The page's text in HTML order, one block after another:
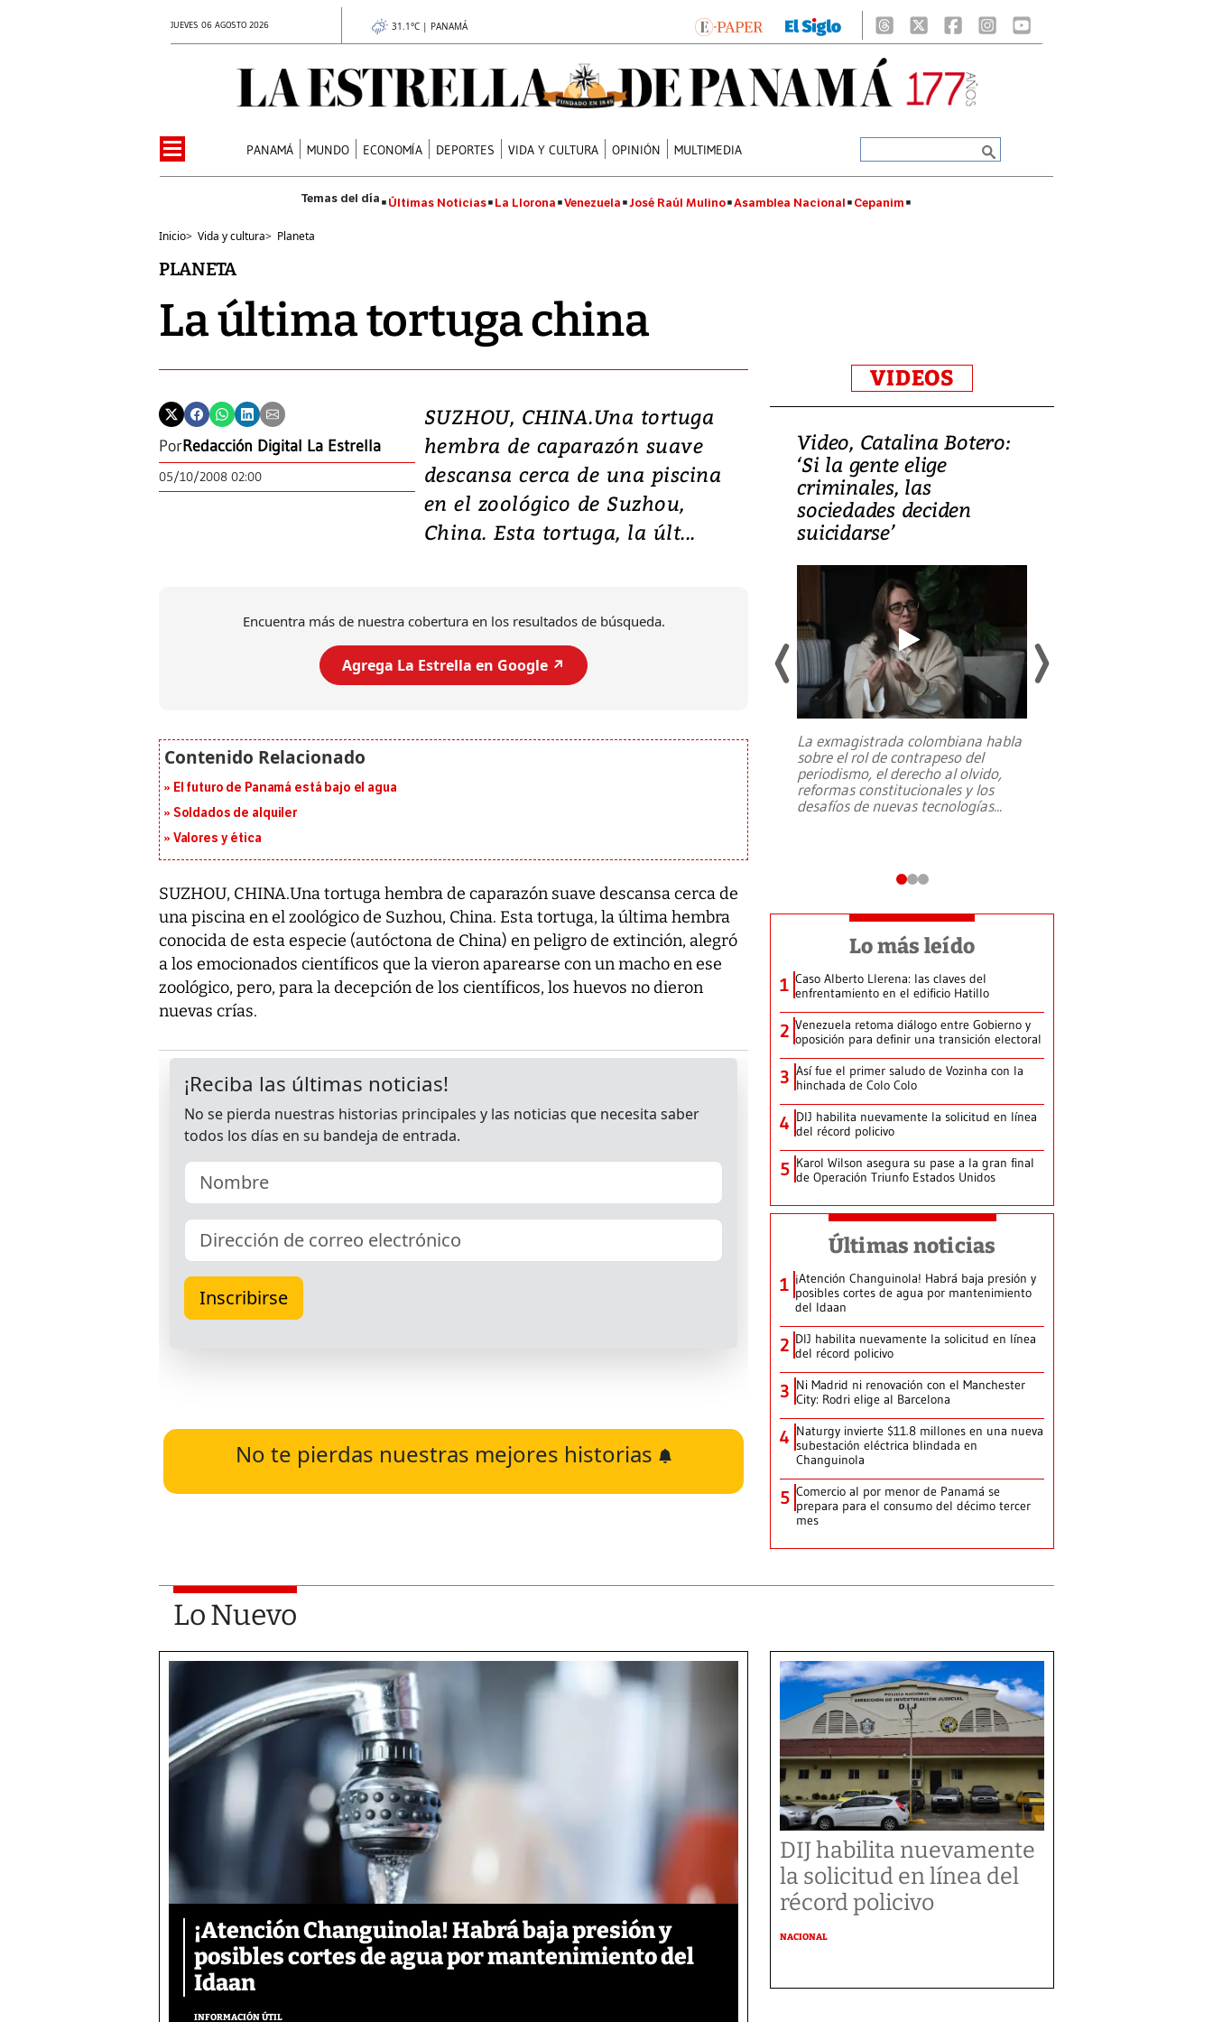
JUEVES 06 AGOSTO 2026 31.1°C | PANAMÁ
PANAMÁ MUNDO ECONOMÍA DEPORTES VIDA Y CULTURA OPINIÓN MULTIMEDIA
Últimas Noticias La Llorona Venezuela José Raúl Mulino Asamblea Nacional Cepanim
Inicio> Vida y cultura> Planeta
PLANETA
La última tortuga china
PorRedacción Digital La Estrella
05/10/2008 02:00
SUZHOU, CHINA.Una tortuga
hembra de caparazón suave
descansa cerca de una piscina
en el zoológico de Suzhou,
China. Esta tortuga, la últ...
Encuentra más de nuestra cobertura en los resultados de búsqueda.
Agrega La Estrella en Google ↗️
El futuro de Panamá está bajo el agua
Soldados de alquiler
Valores y ética
SUZHOU, CHINA.Una tortuga hembra de caparazón suave descansa cerca de
una piscina en el zoológico de Suzhou, China. Esta tortuga, la última hembra
conocida de esta especie (autóctona de China) en peligro de extinción, alegró
a los emocionados científicos que la vieron aparearse con un macho en ese
zoológico, pero, para la decepción de los científicos, los huevos no dieron
nuevas crías.
No te pierdas nuestras mejores historias
VIDEOS
Video, Japón: Terremoto
deja heridos y graves
daños en Kumamoto
al sur de Japón, provocando una
Video, Catalina Botero:
‘Si la gente elige
criminales, las
sociedades deciden
suicidarse’
La exmagistrada colombiana habla
sobre el rol de contrapeso del
periodismo, el derecho al olvido,
reformas constitucionales y los
desafíos de nuevas tecnologías...
Lo más leído
1 Caso Alberto Llerena: las claves del
enfrentamiento en el edificio Hatillo
2 Venezuela retoma diálogo entre Gobierno y
oposición para definir una transición electoral
3 Así fue el primer saludo de Vozinha con la
hinchada de Colo Colo
4 DIJ habilita nuevamente la solicitud en línea
del récord policivo
5 Karol Wilson asegura su pase a la gran final
de Operación Triunfo Estados Unidos
Últimas noticias
1 ¡Atención Changuinola! Habrá baja presión y
posibles cortes de agua por mantenimiento
del Idaan
2 DIJ habilita nuevamente la solicitud en línea
del récord policivo
3 Ni Madrid ni renovación con el Manchester
City: Rodri elige al Barcelona
4 Naturgy invierte $11.8 millones en una nueva
subestación eléctrica blindada en
Changuinola
5 Comercio al por menor de Panamá se
prepara para el consumo del décimo tercer
mes
Lo Nuevo
¡Atención Changuinola! Habrá baja presión y
posibles cortes de agua por mantenimiento del
Idaan
INFORMACIÓN ÚTIL
DIJ habilita nuevamente
la solicitud en línea del
récord policivo
NACIONAL